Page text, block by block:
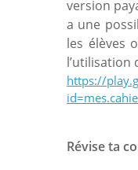
version
a une
les élèves
l’utilisation
https://
Révise ta